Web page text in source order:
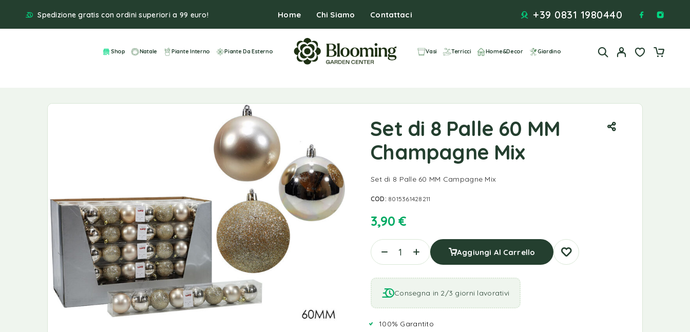
Spedizione gratis con ordini superiori a 99 euro! Home Chi Siamo Contattaci +39 0831 1980440
Shop Natale Piante Interno Piante Da Esterno Vasi Terricci Home&Decor Giardino
Set di 8 Palle 60 MM
Champagne Mix
Set di 8 Palle 60 MM Campagne Mix
COD: 8015361428211
3,90 €
Aggiungi Al Carrello
Consegna in 2/3 giorni lavorativi
100% Garantito